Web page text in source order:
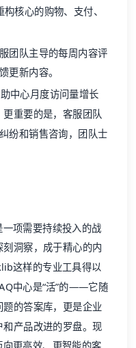
构核心的购物、支付、
团队主导的每周内容评
更新内容。
中心月度访问量增长
重要的是，客服团队
纷和销售咨询，团队士
项需要持续投入的战
洞察，成于精心的内
这样的专业工具得以
中心是“活”的——它随
的答案库，更是企业
产品改进的罗盘。现